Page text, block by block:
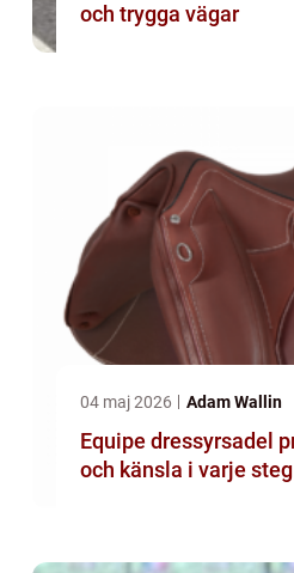
och trygga vägar
04 maj 2026 Adam Wallin
Equipe dressyrsadel precision, balans
och känsla i varje steg